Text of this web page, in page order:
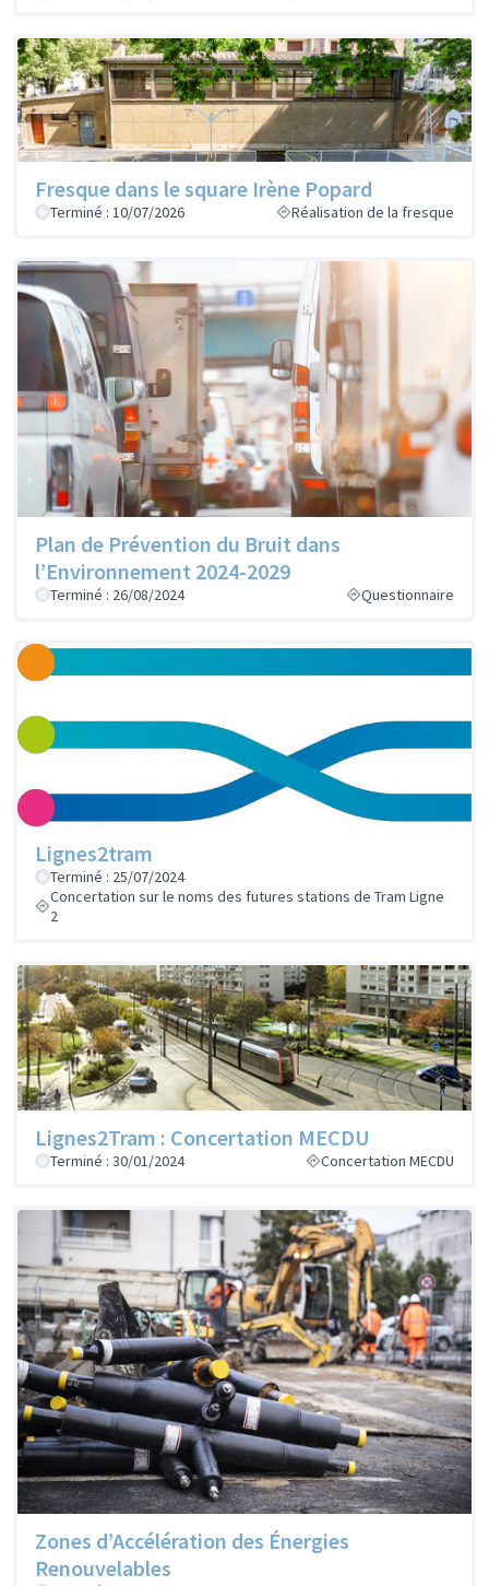
Fresque dans le square Irène Popard
Terminé : 10/07/2026 Réalisation de la fresque
Plan de Prévention du Bruit dans
l’Environnement 2024-2029
Terminé : 26/08/2024 Questionnaire
Lignes2tram
Terminé : 25/07/2024
Concertation sur le noms des futures stations de Tram Ligne
2
Lignes2Tram : Concertation MECDU
Terminé : 30/01/2024 Concertation MECDU
Zones d’Accélération des Énergies
Renouvelables